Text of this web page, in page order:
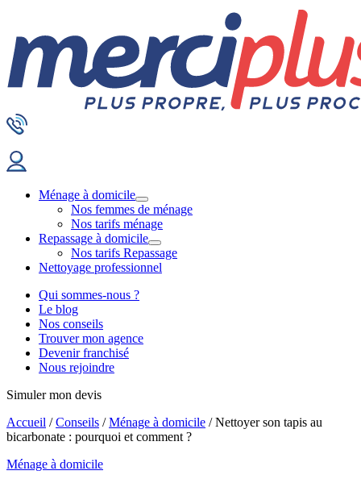
Ménage à domicile
Nos femmes de ménage
Nos tarifs ménage
Repassage à domicile
Nos tarifs Repassage
Nettoyage professionnel
Qui sommes-nous ?
Le blog
Nos conseils
Trouver mon agence
Devenir franchisé
Nous rejoindre
Simuler mon devis
Accueil /Conseils /Ménage à domicile /Nettoyer son tapis au
bicarbonate : pourquoi et comment ?
Ménage à domicile